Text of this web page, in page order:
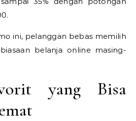
ini, pelanggan bebas memilih
belanja online masing-
yang Bisa